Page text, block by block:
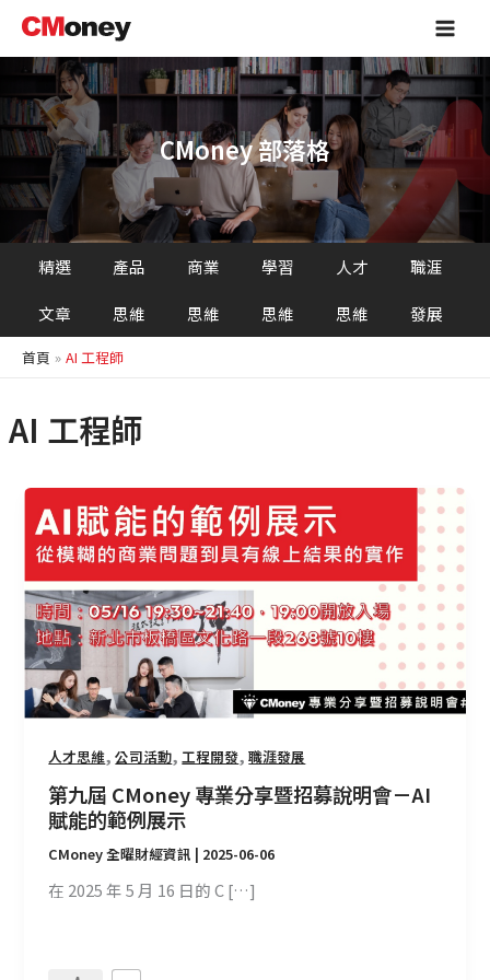
主
容
Main
CMoney 部落格
精選
文章
產品
思維
商業
思維
學習
思維
人才
思維
職涯
發展
首頁 AI 工程師
AI 工程師
人才思維,公司活動, 工程開發,職涯發展
第九屆 CMoney 專業分享暨招募說明會－AI
賦能的範例展示
CMoney 全曜財經資訊 | 2025-06-06
在 2025 年 5 月 16 日的 C […]
九
屆
CMoney
專
業
分
享
暨
募
說
明
－
AI